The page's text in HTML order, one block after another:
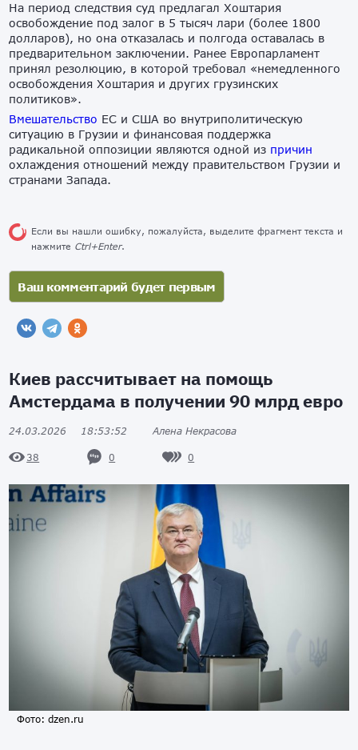
На период следствия суд предлагал Хоштария
освобождение под залог в 5 тысяч лари (более 1800
долларов), но она отказалась и полгода оставалась в
предварительном заключении. Ранее Европарламент
принял резолюцию, в которой требовал «немедленного
освобождения Хоштария и других грузинских
политиков».
Вмешательство ЕС и США во внутриполитическую
ситуацию в Грузии и финансовая поддержка
радикальной оппозиции являются одной из причин
охлаждения отношений между правительством Грузии и
странами Запада.
Если вы нашли ошибку, пожалуйста, выделите фрагмент текста и
нажмите Ctrl+Enter.
Киев рассчитывает на помощь
Амстердама в получении 90 млрд евро
24.03.2026 18:53:52 Алена Некрасова
38 0 0
Фото: dzen.ru